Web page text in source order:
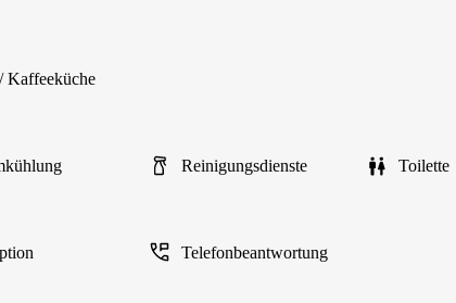
Kaffeeküche
Reinigungsdienste Toilette
Telefonbeantwortung